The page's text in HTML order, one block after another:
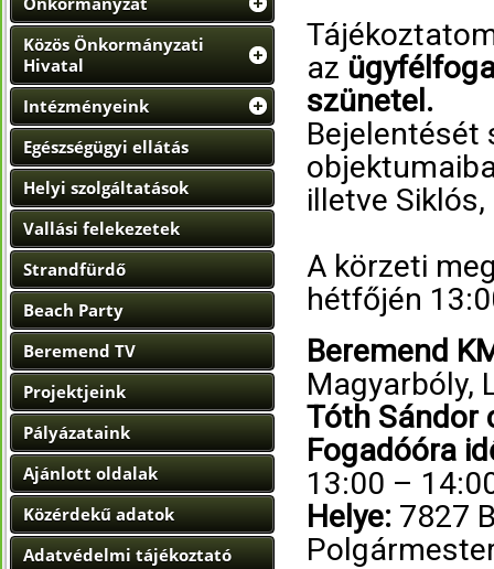
Közös Önkormányzati
Hivatal
Intézményeink
Egészségügyi ellátás
Helyi szolgáltatások
Vallási felekezetek
Strandfürdő
Beach Party
Beremend TV
Projektjeink
Pályázataink
Ajánlott oldalak
Közérdekű adatok
Adatvédelmi tájékoztató
az
szünetel.
Bejelentését
illetve
A körzeti
hétfőjén
Beremend
Magyarbóly,
Tóth Sándor
Fogadóóra
13:00 –
Helye: 7827